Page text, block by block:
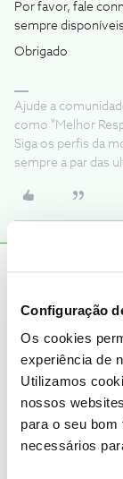
Configuração
Os cookies
experiência de
Utilizamos
nossos
para o seu
necessários
Por favor, fale
sempre
Obrigado
Ajude a
como "Melhor
Siga os perfis da
sempre a par das
Que documentos
Obrigada